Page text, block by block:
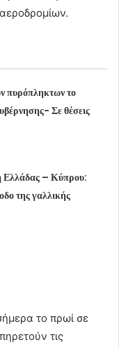
πυρόπληκτων το
Σε θέσεις
Ελλάδας – Κύπρου:
της γαλλικής
το πρωί σε
τις